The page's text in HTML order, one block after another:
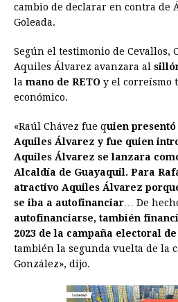
cambio de declarar en contra de
Goleada.
Según el testimonio de Cevallos,
Aquiles Álvarez avanzara al
lamano de RETO y el correísmo
económico.
«Raúl Chávez fue quien
Aquiles Álvarez y fue quien
Aquiles Álvarez se lanzara
Alcaldía de Guayaquil. Para
atractivo Aquiles Álvarez
se iba a autofinanciar… De
autofinanciarse, también
2023 de la campaña electoral
también la segunda vuelta de la
González», dijo.